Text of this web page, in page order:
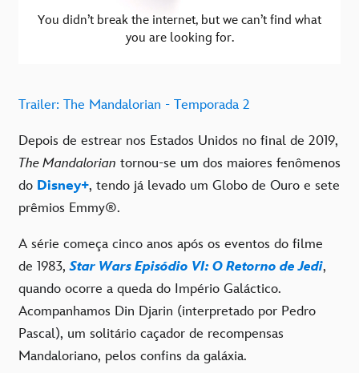
Trailer: The Mandalorian - Temporada 2
Depois de estrear nos Estados Unidos no final de 2019,
The Mandalorian tornou-se um dos maiores fenômenos
do Disney+, tendo já levado um Globo de Ouro e sete
prêmios Emmy®.
A série começa cinco anos após os eventos do filme
de 1983,Star Wars Episódio VI: O Retorno de Jedi,
quando ocorre a queda do Império Galáctico.
Acompanhamos Din Djarin (interpretado por Pedro
Pascal), um solitário caçador de recompensas
Mandaloriano, pelos confins da galáxia.